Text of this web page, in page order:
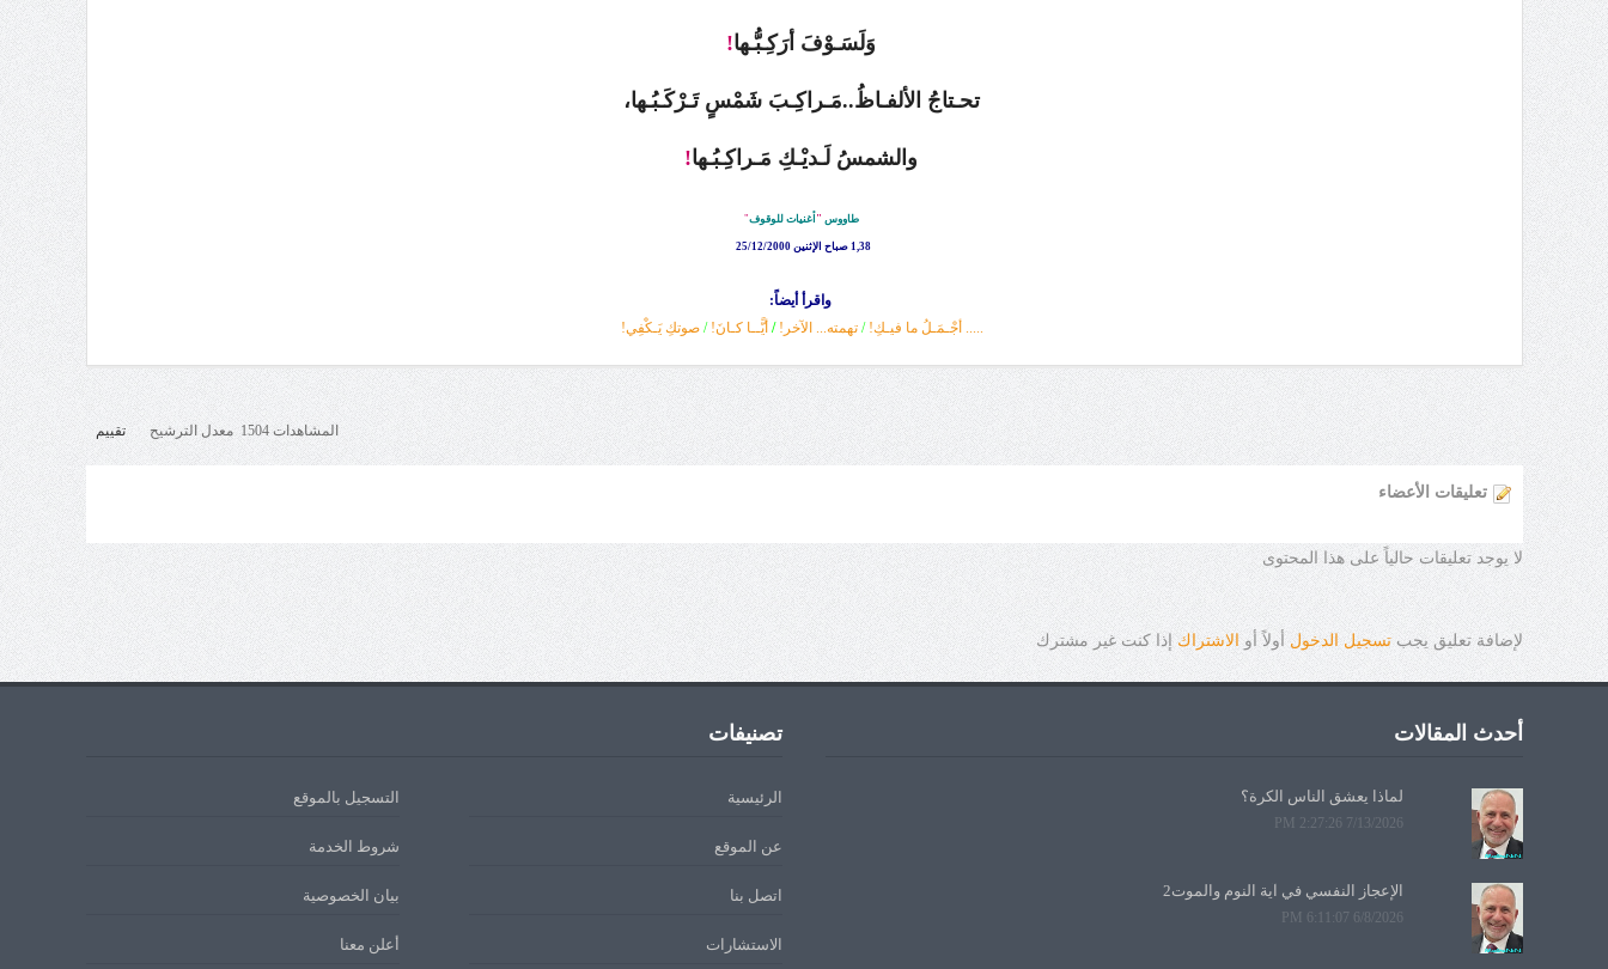
وَلَسَـوْفَ أرَكِـبُّـها!
تحـتاجُ الألفـاظُ..مَـراكِـبَ شَمْسٍ تَـرْكَـبُـها،
والشمسُ لَـديْـكِ مَـراكِـبُـها!
طاووس " أغنيات للوقوف"
1,38 صباح الإثنين 25/12/2000
واقرأ أيضاً:
..... أجْـمَـلُ ما فيـكِ! / تهمته... الآخر! / أيًّــا كـانَ! / صوتكِ يَـكْفِي!
المشاهدات 1504 معدل الترشيح تقييم
تعليقات الأعضاء
لا يوجد تعليقات حالياً على هذا المحتوى
لإضافة تعليق يجبتسجيل الدخول أولاً أو الاشتراك إذا كنت غير مشترك
أحدث المقالات
لماذا يعشق الناس الكرة؟
7/13/2026 2:27:26 PM
الإعجاز النفسي في آية النوم والموت2
6/8/2026 6:11:07 PM
تصنيفات
الرئيسية التسجيل بالموقع
عن الموقع شروط الخدمة
اتصل بنا بيان الخصوصية
الاستشارات أعلن معنا